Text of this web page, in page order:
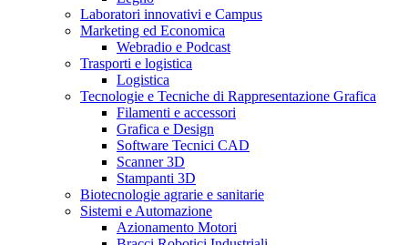
Laboratori innovativi e Campus
Marketing ed Economica
Webradio e Podcast
Trasporti e logistica
Logistica
Tecnologie e Tecniche di Rappresentazione Grafica
Filamenti e accessori
Grafica e Design
Software Tecnici CAD
Scanner 3D
Stampanti 3D
Biotecnologie agrarie e sanitarie
Sistemi e Automazione
Azionamento Motori